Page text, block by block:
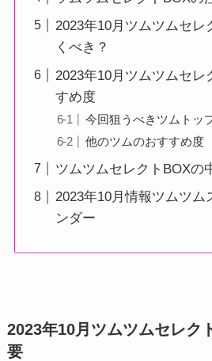
2023年10月ツムツムセレ
くべき？
2023年10月ツムツムセレ
すめ度
今回狙うべきツムトッ
他のツムのおすすめ度
ツムツムセレクトBOXの
2023年10月情報ツムツム
ンダー
2023年10月ツムツムセレク
要